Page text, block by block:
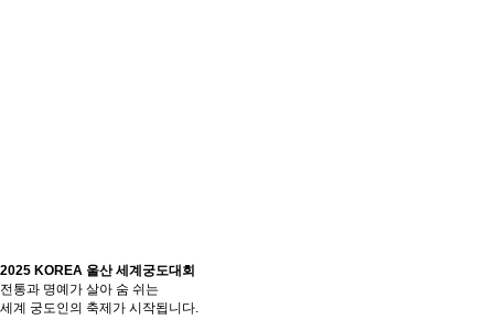
2025 KOREA 울산 세계궁도대회
전통과 명예가 살아 숨 쉬는
세계 궁도인의 축제가 시작됩니다.